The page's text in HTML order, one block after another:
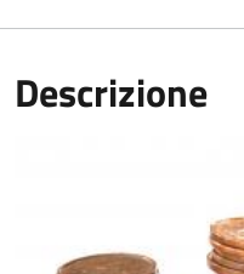
Descrizione